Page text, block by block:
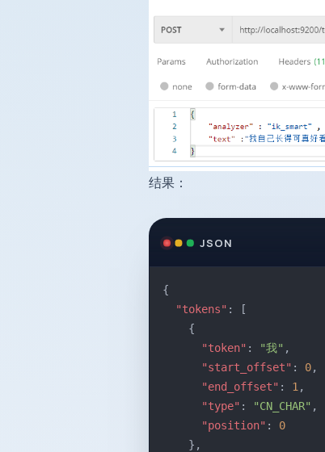
结果：
JSON
{
  "tokens"
: [
    {
      "token"
: "我" ,
      "start_offset"
: 0,
      "end_offset"
: 1 ,
      "type"
: "CN_CHAR" ,
      "position"
: 0
    },